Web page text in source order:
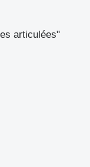
articulées"